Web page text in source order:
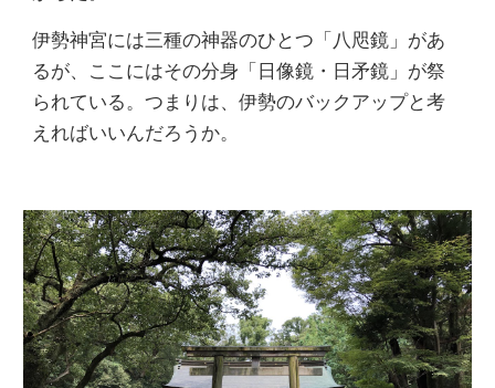
伊勢神宮には三種の神器のひとつ「八咫鏡」があ
るが、ここにはその分身「日像鏡・日矛鏡」が祭
られている。つまりは、伊勢のバックアップと考
えればいいんだろうか。